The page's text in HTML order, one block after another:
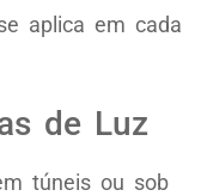
aplica em cada
de Luz
túneis ou sob